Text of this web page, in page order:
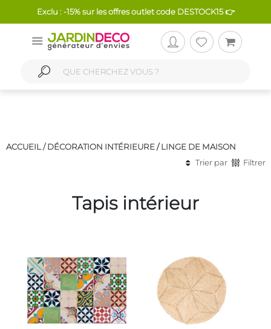
Exclu : -15% sur les offres outlet code DESTOCK15 👉
ACCUEIL / DÉCORATION INTÉRIEURE/LINGE DE MAISON
Trier par
Filtrer
Tapis intérieur